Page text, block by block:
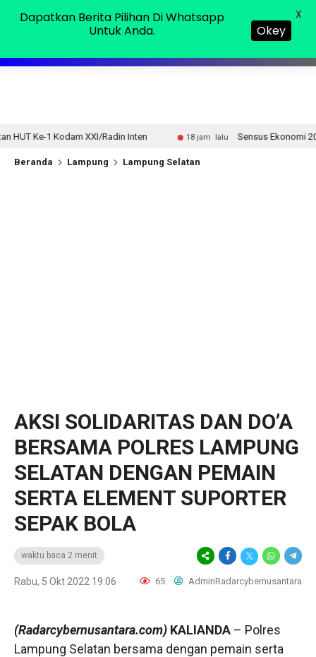
Radin Inten 18 jam lalu Sensus Ekonomi 2026, Pemprov Lampung
Beranda Lampung Lampung Selatan
AKSI SOLIDARITAS DAN DO’A
BERSAMA POLRES LAMPUNG
SELATAN DENGAN PEMAIN
SERTA ELEMENT SUPORTER
SEPAK BOLA
waktu baca 2 menit
Rabu, 5 Okt 2022 19:06 65 AdminRadarcybernusantara
(Radarcybernusantara.com) KALIANDA – Polres
Lampung Selatan bersama dengan pemain serta
Dapatkan Berita Pilihan Di Whatsapp
Untuk Anda.
Okey
X